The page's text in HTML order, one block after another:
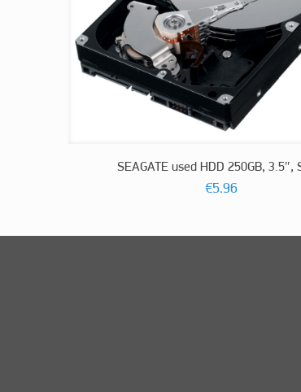
SEAGATE used HDD 250GB, 3.5″,
€5.96